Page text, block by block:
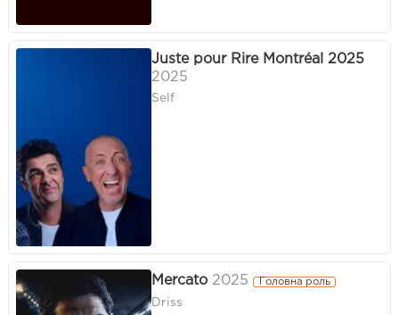
Juste pour Rire Montréal 2025
2025
Self
Mercato 2025 Головна роль
Driss